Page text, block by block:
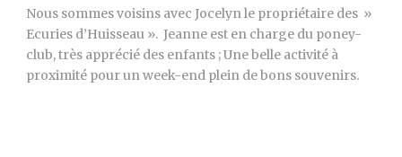
Nous sommes voisins avec Jocelyn le propriétaire des »
Ecuries d’Huisseau ». Jeanne est en charge du poney-
club, très apprécié des enfants ; Une belle activité à
proximité pour un week-end plein de bons souvenirs.